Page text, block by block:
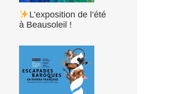
L’exposition de l’été
à Beausoleil !